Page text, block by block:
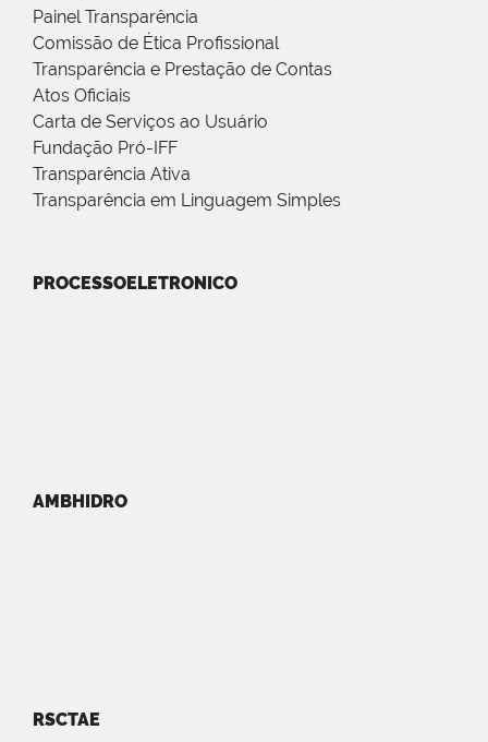
Painel Transparência
Comissão de Ética Profissional
Transparência e Prestação de Contas
Atos Oficiais
Carta de Serviços ao Usuário
Fundação Pró-IFF
Transparência Ativa
Transparência em Linguagem Simples
PROCESSOELETRONICO
AMBHIDRO
RSCTAE